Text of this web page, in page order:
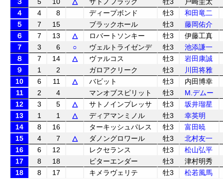
４
4 8 ディープボンド 牡3
和田竜二
５
7 15 ブラックホール 牡3
藤岡佑介
６
7 13 △ ロバートソンキー 牡3
伊藤工真
７
3 6 ○ ヴェルトライゼンデ 牡3
池添謙一
８
7 14 △ ヴァルコス 牡3
岩田康誠
９
1 2 ガロアクリーク 牡3
川田将雅
10
6 11 △ バビット 牡3
内田博幸
11
2 4 マンオブスピリット 牡3
M.デムー
12
3 5 △ サトノインプレッサ 牡3
坂井瑠星
13
1 1 △ ディアマンミノル 牡3
幸英明
14
8 16 ターキッシュパレス 牡3
富田暁
15
4 7 △ ダノングロワール 牡3
北村友一
16
6 12 レクセランス 牡3
松山弘平
17
8 18 ビターエンダー 牡3
津村明秀
18
8 17 キメラヴェリテ 牡3 松若風馬